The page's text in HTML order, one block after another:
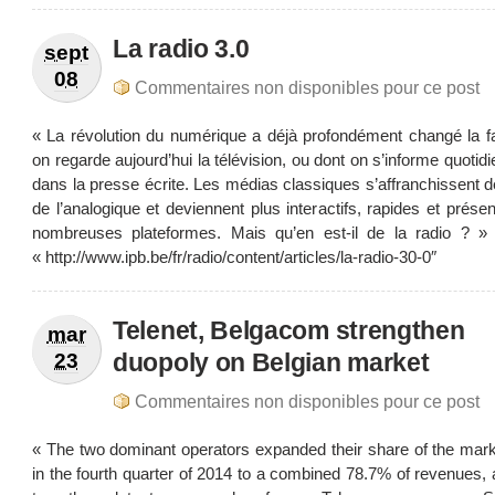
sept
08
La radio 3.0
Commentaires non disponibles pour ce post
« La révolution du numérique a déjà profondément changé la
on regarde aujourd’hui la télévision, ou dont on s’informe
dans la presse écrite. Les médias classiques s’affranchissent
de l’analogique et deviennent plus interactifs, rapides et
nombreuses plateformes. Mais qu’en est-il de la radio ?
« http://www.ipb.be/fr/radio/content/articles/la-radio-30-0″
mar
23
Telenet, Belgacom strengthen
duopoly on Belgian market
Commentaires non disponibles pour ce post
« The two dominant operators expanded their share of the
in the fourth quarter of 2014 to a combined 78.7% of revenues,